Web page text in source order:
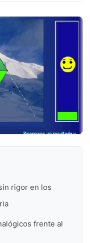
rigor en los
frente al